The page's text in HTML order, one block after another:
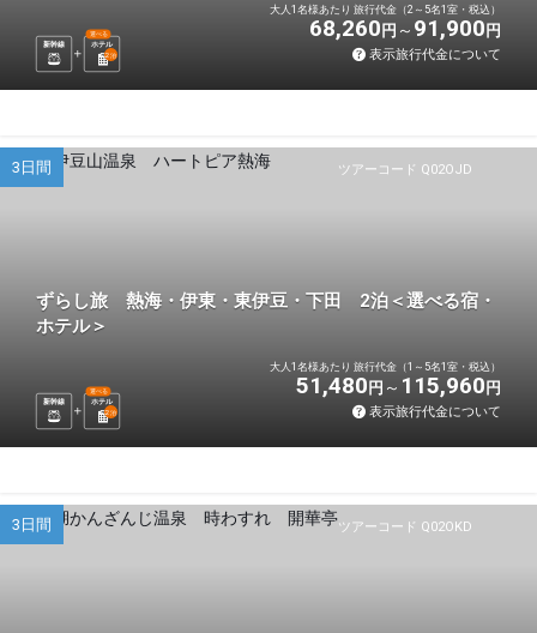
新幹線 ホテル
選べる
2泊
大人1名様あたり 旅行代金（2～5名1室・税込）
68,260 円 91,900 円
表示旅行代金について
ツアーコード Q02OJD
3日間
ずらし旅 熱海・伊東・東伊豆・下田 2泊＜選べる宿・
ホテル＞
新幹線 ホテル
選べる
2泊
大人1名様あたり 旅行代金（1～5名1室・税込）
51,480 円 115,960 円
表示旅行代金について
ツアーコード Q02OKD
3日間